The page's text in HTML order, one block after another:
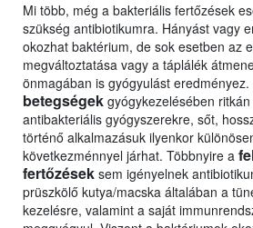
Mi több, még a bakteriális fertőzések
szükség antibiotikumra. Hányást vagy
okozhat baktérium, de sok esetben az
megváltoztatása vagy a táplálék
önmagában is gyógyulást eredményez.
betegségek gyógykezelésében
antibakteriális gyógyszerekre, sőt,
történő alkalmazásuk ilyenkor
következménnyel járhat. Többnyire a
fertőzések sem igényelnek
prüszkölő kutya/macska általában a
kezelésre, valamint a saját